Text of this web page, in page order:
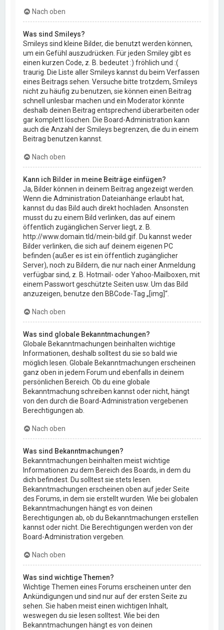
Nach oben
Was sind Smileys?
Smileys sind kleine Bilder, die benutzt werden können,
um ein Gefühl auszudrücken. Für jeden Smiley gibt es
einen kurzen Code, z. B. bedeutet :) fröhlich und :(
traurig. Die Liste aller Smileys kannst du beim Verfassen
eines Beitrags sehen. Versuche bitte trotzdem, Smileys
nicht zu häufig zu benutzen, sie können einen Beitrag
schnell unlesbar machen und ein Moderator könnte
deshalb deinen Beitrag entsprechend überarbeiten oder
gar komplett löschen. Die Board-Administration kann
auch die Anzahl der Smileys begrenzen, die du in einem
Beitrag benutzen kannst.
Nach oben
Kann ich Bilder in meine Beiträge einfügen?
Ja, Bilder können in deinem Beitrag angezeigt werden.
Wenn die Administration Dateianhänge erlaubt hat,
kannst du das Bild auch direkt hochladen. Ansonsten
musst du zu einem Bild verlinken, das auf einem
öffentlich zugänglichen Server liegt, z. B.
http://www.domain.tld/mein-bild.gif. Du kannst weder
Bilder verlinken, die sich auf deinem eigenen PC
befinden (außer es ist ein öffentlich zugänglicher
Server), noch zu Bildern, die nur nach einer Anmeldung
verfügbar sind, z. B. Hotmail- oder Yahoo-Mailboxen, mit
einem Passwort geschützte Seiten usw. Um das Bild
anzuzeigen, benutze den BBCode-Tag „[img]“.
Nach oben
Was sind globale Bekanntmachungen?
Globale Bekanntmachungen beinhalten wichtige
Informationen, deshalb solltest du sie so bald wie
möglich lesen. Globale Bekanntmachungen erscheinen
ganz oben in jedem Forum und ebenfalls in deinem
persönlichen Bereich. Ob du eine globale
Bekanntmachung schreiben kannst oder nicht, hängt
von den durch die Board-Administration vergebenen
Berechtigungen ab.
Nach oben
Was sind Bekanntmachungen?
Bekanntmachungen beinhalten meist wichtige
Informationen zu dem Bereich des Boards, in dem du
dich befindest. Du solltest sie stets lesen.
Bekanntmachungen erscheinen oben auf jeder Seite
des Forums, in dem sie erstellt wurden. Wie bei globalen
Bekanntmachungen hängt es von deinen
Berechtigungen ab, ob du Bekanntmachungen erstellen
kannst oder nicht. Die Berechtigungen werden von der
Board-Administration vergeben.
Nach oben
Was sind wichtige Themen?
Wichtige Themen eines Forums erscheinen unter den
Ankündigungen und sind nur auf der ersten Seite zu
sehen. Sie haben meist einen wichtigen Inhalt,
weswegen du sie lesen solltest. Wie bei den
Bekanntmachungen hängt es von deinen